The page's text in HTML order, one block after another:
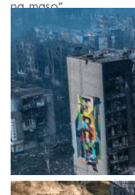
na maso“.